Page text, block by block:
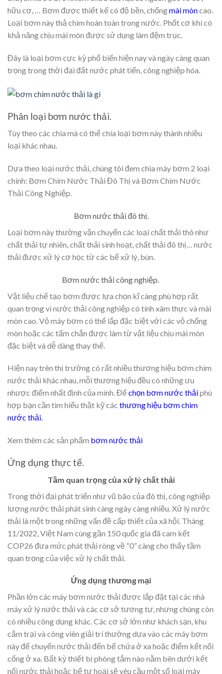
hữu cơ, … Bơm được thiết kế có độ bền, chốngmài mòncao.
Loại bơm này thả chìm hoàn toàn trong nước. Phốt cơ khí có
khả năng chịu mài mòn được sử dụng làm đệm trục.
Đây là loại bơm cực kỳ phổ biến hiện nay và ngày càng quan
trọng trong thời đại đất nước phát tiển, công nghiệp hóa.
Phân loại bơm nước thải.
Tùy theo các chia mà có thể chia loại bơm này thành nhiều
loại khác nhau.
Dựa theo loại nước thải, chúng tôi đem chia máy bơm 2 loại
chính: Bơm Chìm Nước Thải Đô Thị và Bơm Chìm Nước
Thải Công Nghiệp.
Bơm nước thải đô thị.
Loại bơm này thường vận chuyển các loại chất thải thô như
chất thải tự nhiên, chất thải sinh hoạt, chất thải đô thị… nước
thải được xử lý cơ học từ các bể xử lý, bùn.
Bơm nước thải công nghiệp.
Vật liệu chế tạo bơm được lựa chọn kĩ càng phù hợp rất
quan trọng vì nước thải công nghiệp có tính xâm thực và mài
mòn cao. Vỏ máy bơm có thể lắp đặc biệt với các vỏ chống
mòn hoặc các tấm chắn được làm từ vật liệu chịu mài mòn
đặc biệt và dễ dàng thay thế.
Hiện nay trên thị trường có rất nhiều thương hiệu bơm chìm
nước thải khác nhau, mỗi thương hiệu đều có những ưu
nhược điểm nhất định của mình. Để chọn bơm nước thảiphù
hợp bạn cần tìm hiểu thật kỹ các thương hiệu bơm chìm
nước thải.
Xem thêm các sản phẩm bơm nước thải
Ứng dụng thực tế.
Tầm quan trọng của xử lý chất thải
Trong thời đại phát triển như vũ bão của đô thị, công nghiệp
lượng nước thải phát sinh càng ngày càng nhiều. Xử lý nước
thải là một trong những vấn đề cấp thiết của xã hội. Tháng
11/2022, Việt Nam cùng gần 150 quốc gia đã cam kết
COP26 đưa mức phát thải ròng về “0” càng cho thấy tầm
quan trọng của việc xử lý chất thải.
Ứng dụng thương mại
Phần lớn các máy bơm nước thải được lắp đặt tại các nhà
máy xử lý nước thải và các cơ sở tương tự, nhưng chúng còn
có nhiều công dụng khác. Các cơ sở lớn như khách sạn, khu
cắm trại và công viên giải trí thường dựa vào các máy bơm
này để chuyển nước thải đến bể chứa ở xa hoặc điểm kết nối
cống ở xa. Bất kỳ thiết bị phòng tắm nào nằm bên dưới kết
nối nước thải hoặc bể tự hoại sẽ yêu cầu một số loại máy